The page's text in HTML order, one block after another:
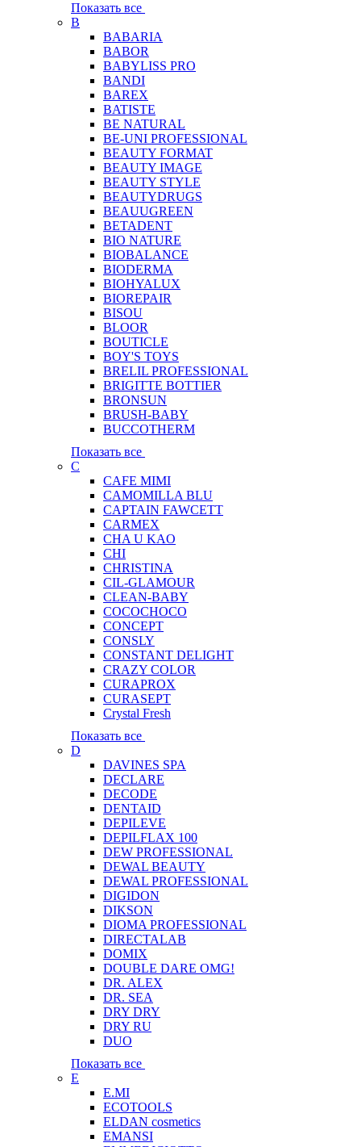
Показать все
B
BABARIA
BABOR
BABYLISS PRO
BANDI
BAREX
BATISTE
BE NATURAL
BE-UNI PROFESSIONAL
BEAUTY FORMAT
BEAUTY IMAGE
BEAUTY STYLE
BEAUTYDRUGS
BEAUUGREEN
BETADENT
BIO NATURE
BIOBALANCE
BIODERMA
BIOHYALUX
BIOREPAIR
BISOU
BLOOR
BOUTICLE
BOY'S TOYS
BRELIL PROFESSIONAL
BRIGITTE BOTTIER
BRONSUN
BRUSH-BABY
BUCCOTHERM
Показать все
C
CAFE MIMI
CAMOMILLA BLU
CAPTAIN FAWCETT
CARMEX
CHA U KAO
CHI
CHRISTINA
CIL-GLAMOUR
CLEAN-BABY
COCOCHOCO
CONCEPT
CONSLY
CONSTANT DELIGHT
CRAZY COLOR
CURAPROX
CURASEPT
Crystal Fresh
Показать все
D
DAVINES SPA
DECLARE
DECODE
DENTAID
DEPILEVE
DEPILFLAX 100
DEW PROFESSIONAL
DEWAL BEAUTY
DEWAL PROFESSIONAL
DIGIDON
DIKSON
DIOMA PROFESSIONAL
DIRECTALAB
DOMIX
DOUBLE DARE OMG!
DR. ALEX
DR. SEA
DRY DRY
DRY RU
DUO
Показать все
E
E.MI
ECOTOOLS
ELDAN cosmetics
EMANSI